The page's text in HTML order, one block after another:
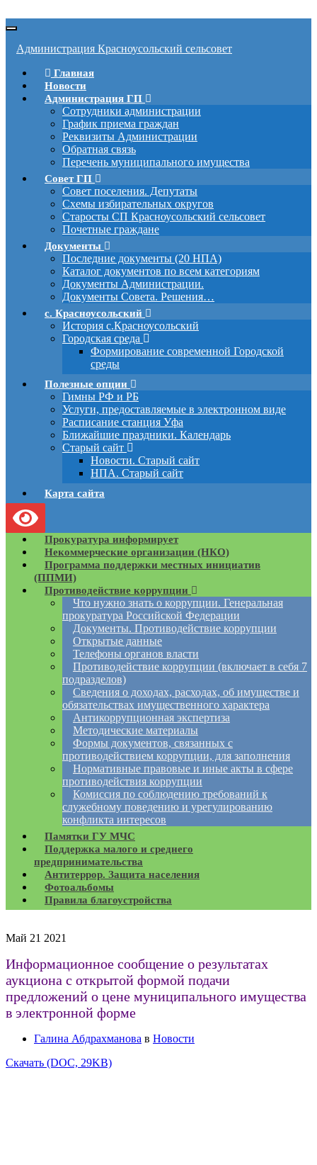
Вкл/
выкл
навигации
Администрация Красноусольский сельсовет
Главная
Новости
Администрация ГП
Сотрудники администрации
График приема граждан
Реквизиты Администрации
Обратная связь
Перечень муниципального имущества
Совет ГП
Совет поселения. Депутаты
Схемы избирательных округов
Старосты СП Красноусольский сельсовет
Почетные граждане
Документы
Последние документы (20 НПА)
Каталог документов по всем категориям
Документы Администрации.
Документы Совета. Решения…
с. Красноусольский
История с.Красноусольский
Городская среда
Формирование современной Городской
среды
Полезные опции
Гимны РФ и РБ
Услуги, предоставляемые в электронном виде
Расписание станция Уфа
Ближайшие праздники. Календарь
Старый сайт
Новости. Старый сайт
НПА. Старый сайт
Карта сайта
Прокуратура информирует
Некоммерческие организации (НКО)
Программа поддержки местных инициатив
(ППМИ)
Противодействие коррупции
Что нужно знать о коррупции. Генеральная
прокуратура Российской Федерации
Документы. Противодействие коррупции
Открытые данные
Телефоны органов власти
Противодействие коррупции (включает в себя 7
подразделов)
Сведения о доходах, расходах, об имуществе и
обязательствах имущественного характера
Антикоррупционная экспертиза
Методические материалы
Формы документов, связанных с
противодействием коррупции, для заполнения
Нормативные правовые и иные акты в сфере
противодействия коррупции
Комиссия по соблюдению требований к
служебному поведению и урегулированию
конфликта интересов
Памятки ГУ МЧС
Поддержка малого и среднего
предпринимательства
Антитеррор. Защита населения
Фотоальбомы
Правила благоустройства
Май 21 2021
Информационное сообщение о результатах
аукциона с открытой формой подачи
предложений о цене муниципального имущества
в электронной форме
Галина Абдрахманова в Новости
Скачать (DOC, 29KB)